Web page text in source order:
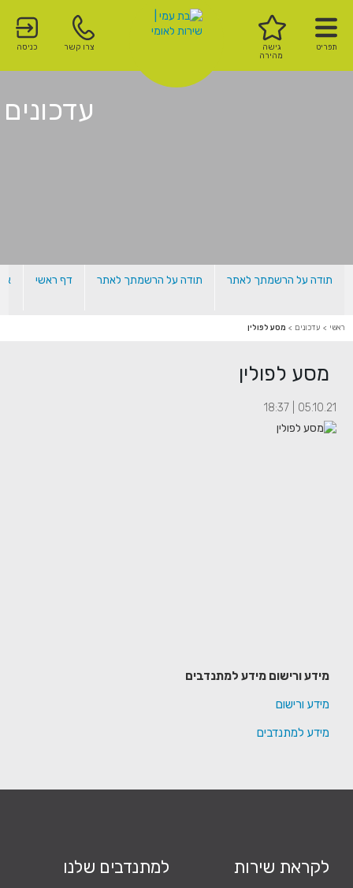
תפריט צרו קשר
גישה
מהירה
כניסה
עדכונים
תודה על הרשמתך לאתר תודה על הרשמתך לאתר דף ראשי
ראשי > עדכונים > מסע לפולין
מסע לפולין
05.10.21 | 18:37
מידע ורישום מידע למתנדבים
מידע ורישום
מידע למתנדבים
לקראת שירות למתנדבים שלנו